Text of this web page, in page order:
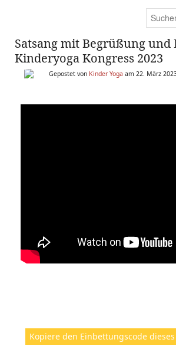
Satsang mit Begrüßung
Kinderyoga Kongress 2023
Gepostet von Kinder Yoga am 22. März
Kopiere den Einbettungscode dieses